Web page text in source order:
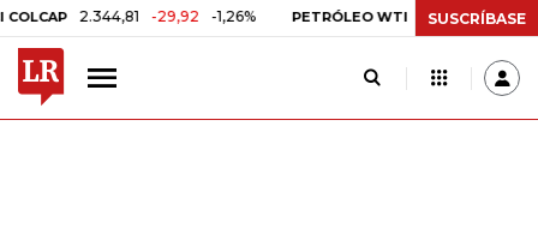
2.344,81 -29,92 -1,26% PETRÓLEO WTI US$ 75,09 -US$ 0,24
SUSCRÍBASE